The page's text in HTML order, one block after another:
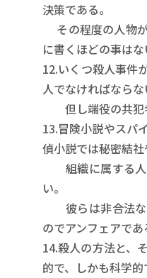
決策である。
その程度の人物
に書くほどの事はな
12.いくつ殺人事件
人でなければならな
但し端役の共犯
13.冒険小説やスパ
偵小説では秘密結
組織に属する人
い。
彼らは非合法な
のでアンフェアであ
14.殺人の方法と、
的で、しかも科学的